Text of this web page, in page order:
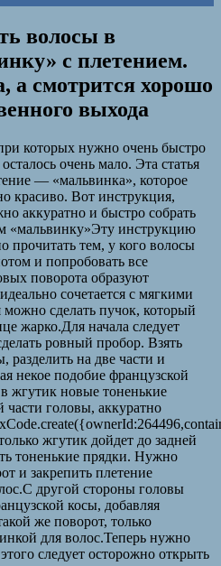
волосы в
с плетением.
а смотрится хорошо
выхода
которых нужно очень быстро
очень мало. Эта статья
— «мальвинка», которое
красиво. Вот инструкция,
аккуратно и быстро собрать
«мальвинку»Эту инструкцию
прочитать тем, у кого волосы
и попробовать все
поворота образуют
сочетается с мягкими
сделать пучок, который
жарко.Для начала следует
ровный пробор. Взять
разделить на две части и
некое подобие французской
жгутик новые тоненькие
головы, аккуратно
жгутик дойдет до задней
тоненькие прядки. Нужно
и закрепить плетение
другой стороны головы
косы, добавляя
же поворот, только
для волос.Теперь нужно
следует осторожно открыть